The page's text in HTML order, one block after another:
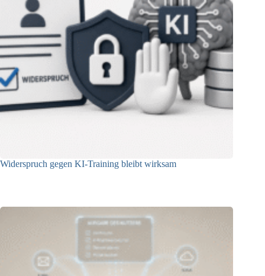
Widerspruch gegen KI-Training bleibt wirksam